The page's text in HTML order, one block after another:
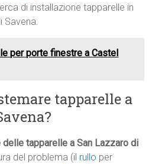
di installazione tapparelle in
Savena.
per porte finestre a Castel
tapparelle a
delle tapparelle a San Lazzaro di
del problema (il rullo per